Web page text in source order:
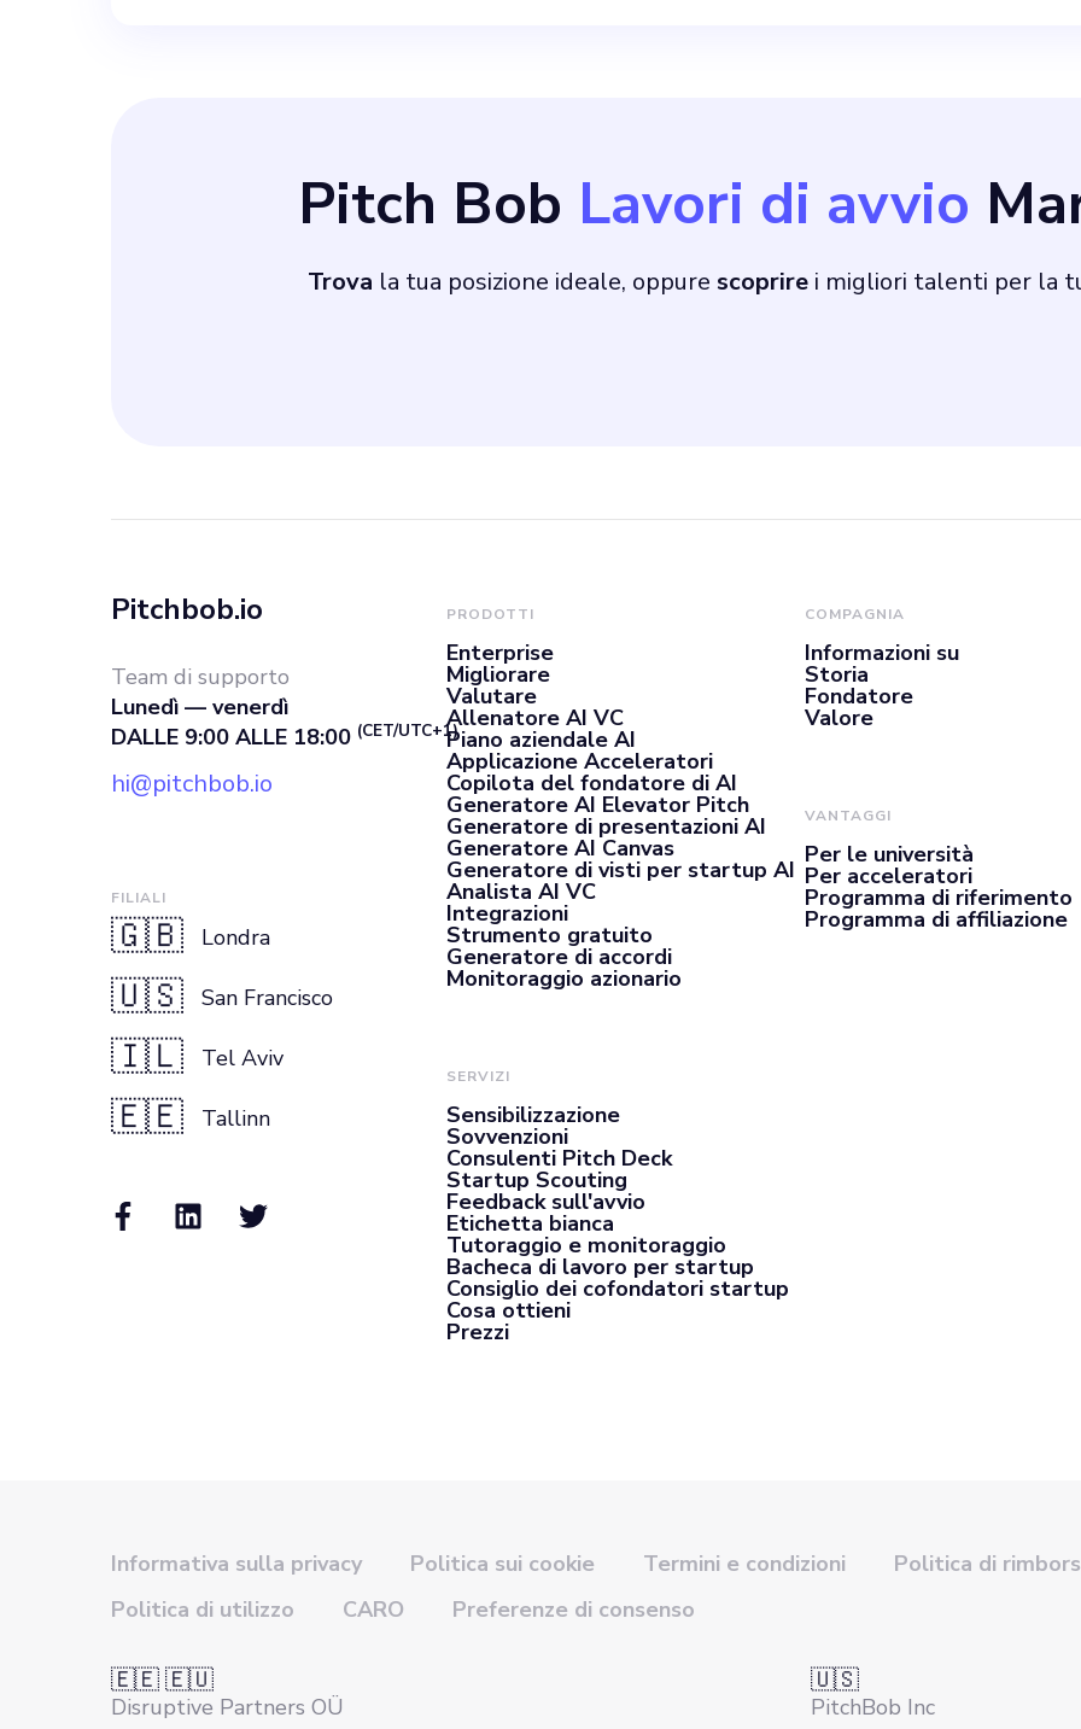
Pitch Bob Lavori di avvio
Trova la tua posizione ideale, oppure scoprirei migliori talenti per la
Pitchbob.io
Team di supporto
Lunedì — venerdì
DALLE 9:00 ALLE 18:00 (CET/UTC+1)
hi@pitchbob.io
FILIALI
🇬🇧 Londra
🇺🇸 San Francisco
🇮🇱 Tel Aviv
🇪🇪 Tallinn
PRODOTTI
Enterprise
Migliorare
Valutare
Allenatore AI VC
Piano aziendale AI
Applicazione Acceleratori
Copilota del fondatore di AI
Generatore AI Elevator Pitch
Generatore di presentazioni AI
Generatore AI Canvas
Generatore di visti per startup AI
Analista AI VC
Integrazioni
Strumento gratuito
Generatore di accordi
Monitoraggio azionario
SERVIZI
Sensibilizzazione
Sovvenzioni
Consulenti Pitch Deck
Startup Scouting
Feedback sull'avvio
Etichetta bianca
Tutoraggio e monitoraggio
Bacheca di lavoro per startup
Consiglio dei cofondatori startup
Cosa ottieni
Prezzi
COMPAGNIA
Informazioni su
Storia
Fondatore
Valore
VANTAGGI
Per le università
Per acceleratori
Programma di riferimento
Programma di affiliazione
Informativa sulla privacy Politica sui cookie Termini e condizioni Politica di
Politica di utilizzo
CARO Preferenze di consenso
🇪🇪 🇪🇺
Disruptive Partners OÜ
🇺🇸
PitchBob Inc